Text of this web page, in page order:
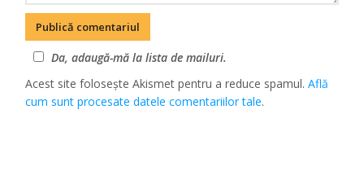
Da, adaugă-mă la lista de mailuri.
Acest site folosește Akismet pentru a reduce spamul.Află
cum sunt procesate datele comentariilor tale.